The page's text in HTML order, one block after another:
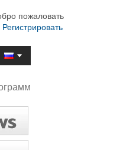
пожаловать
Регистрировать